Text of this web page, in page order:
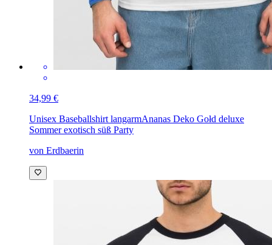
34,99 €
Unisex Baseballshirt langarmAnanas Deko Gołd deluxe
Sommer exotisch süß Party
von Erdbaerin